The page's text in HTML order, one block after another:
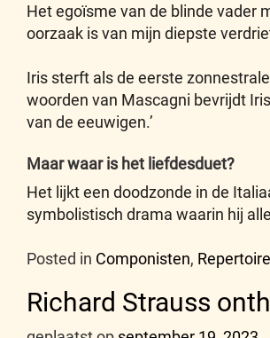
Het egoïsme van de blinde vader
oorzaak is van mijn diepste
Iris sterft als de eerste
woorden van Mascagni bevrijdt
van de eeuwigen.’
Maar waar is het liefdesduet?
Het lijkt een doodzonde in de
symbolistisch drama waarin hij
Posted in Componisten, Repertoire
Richard Strauss